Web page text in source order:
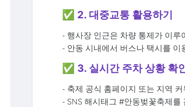
✅ 2. 대중교통 활용하기
- 행사장 인근은 차량 통제가 이루
- 안동 시내에서 버스나 택시를
✅ 3. 실시간 주차 상황 확
- 축제 공식 홈페이지 또는 지역
- SNS 해시태그 #안동벚꽃축제